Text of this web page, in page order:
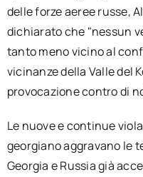
delle forze aeree russe,
dichiarato che "nessun
tanto meno vicino al
vicinanze della Valle del
provocazione contro di
Le nuove e continue
georgiano aggravano le
Georgia e Russia già